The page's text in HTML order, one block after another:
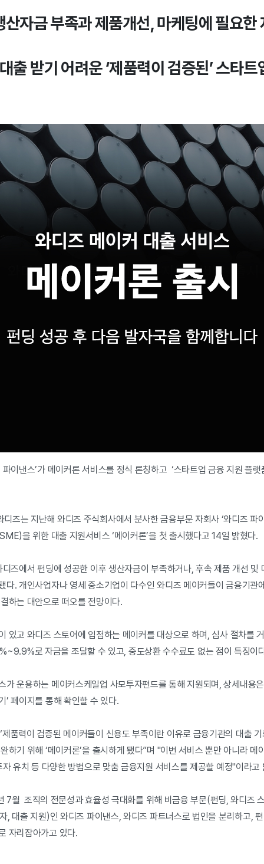
자금 부족과 제품개선, 마케팅에 필요한
출 받기 어려운 ‘제품력이 검증된’ 스타
이낸스’가 메이커론 서비스를 정식 론칭하고 ‘스타트업 금융 지원 플
즈는 지난해 와디즈 주식회사에서 분사한 금융부문 자회사 ‘와디즈 파
을 위한 대출 지원서비스 ‘메이커론’을 첫 출시했다고 14일 밝혔다.
디즈에서 펀딩에 성공한 이후 생산자금이 부족하거나, 후속 제품 개선 및
다. 개인사업자나 영세 중소기업이 다수인 와디즈 메이커들이 금융기관
하는 대안으로 떠오를 전망이다.
있고 와디즈 스토어에 입점하는 메이커를 대상으로 하며, 심사 절차를
로 자금을 조달할 수 있고, 중도상환 수수료도 없는 점이 특징이
가 운용하는 메이커스케일업 사모투자펀드를 통해 지원되며, 상세내용
’ 페이지를 통해 확인할 수 있다.
품력이 검증된 메이커들이 신용도 부족이란 이유로 금융기관의 대출
하기 위해 ‘메이커론’을 출시하게 됐다”며 "이번 서비스 뿐만 아니라 메
유치 등 다양한 방법으로 맞춤 금융지원 서비스를 제공할 예정"이라고
7월 조직의 전문성과 효율성 극대화를 위해 비금융 부문(펀딩, 와디즈
, 대출 지원)인 와디즈 파이낸스, 와디즈 파트너스로 법인을 분리하고,
자리잡아가고 있다.